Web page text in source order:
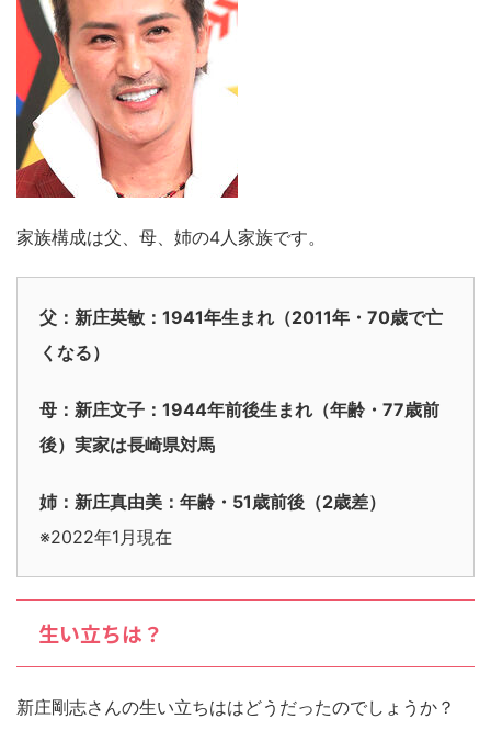
家族構成は父、母、姉の4人家族です。
父：新庄英敏：1941年生まれ（2011年・70歳で亡
くなる）
母：新庄文子：1944年前後生まれ（年齢・77歳前
後）実家は長崎県対馬
姉：新庄真由美：年齢・51歳前後（2歳差）
※2022年1月現在
生い立ちは？
新庄剛志さんの生い立ちははどうだったのでしょうか？